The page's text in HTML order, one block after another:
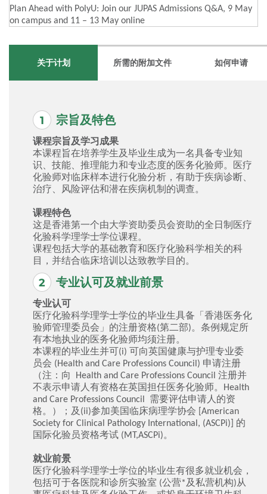
Plan Ahead with PolyU: Join our JUPAS Admissions Q&A, 9 May
on campus and 11 – 13 May online
关于计划 所需的附加文件 如何申请
宗旨及特色
课程宗旨及学习成果
本课程旨在培养学生及毕业生成为一名具备专业知
识、技能、推理能力和专业态度的医务化验师。医疗
化验师对临床样本进行化验分析，有助于疾病诊断、
治疗、风险评估和潜在疾病机制的调查。
课程特色
这是香港第一个由大学资助委员会资助的全日制医疗
化验科学理学士学位课程。
课程包括大学的基础教育和医疗化验科学相关的科
目，并结合临床培训以达致教学目的。
专业认可及就业前景
专业认可
医疗化验科学理学士学位的毕业生具备「香港医务化
验师管理委员会」的注册资格(第二部)。条例规定所
有本地执业的医务化验师均须注册。
本课程的毕业生并可(i) 可向英国健康与护理专业委
员会 (Health and Care Professions Council) 申请注册
（注：向 Health and Care Professions Council 注册并
不表示申请人有资格在英国担任医务化验师。Health
and Care Professions Council 需要评估申请人的资
格。）；及(ii)参加美国临床病理学协会 [American
Society for Clinical Pathology International, (ASCPi)] 的
国际化验员资格考试 (MT,ASCPi)。
就业前景
医疗化验科学理学士学位的毕业生有很多就业机会，
包括可于各医院和诊所实验室 (公营*及私营机构)从